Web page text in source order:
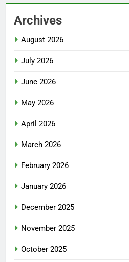
Archives
August 2026
July 2026
June 2026
May 2026
April 2026
March 2026
February 2026
January 2026
December 2025
November 2025
October 2025